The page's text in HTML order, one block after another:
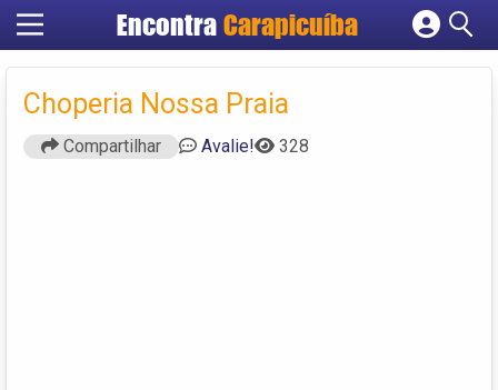
EncontraCarapicuíba
Cadastrar empresa
Criar conta
Choperia Nossa Praia
Compartilhar Avalie! 328